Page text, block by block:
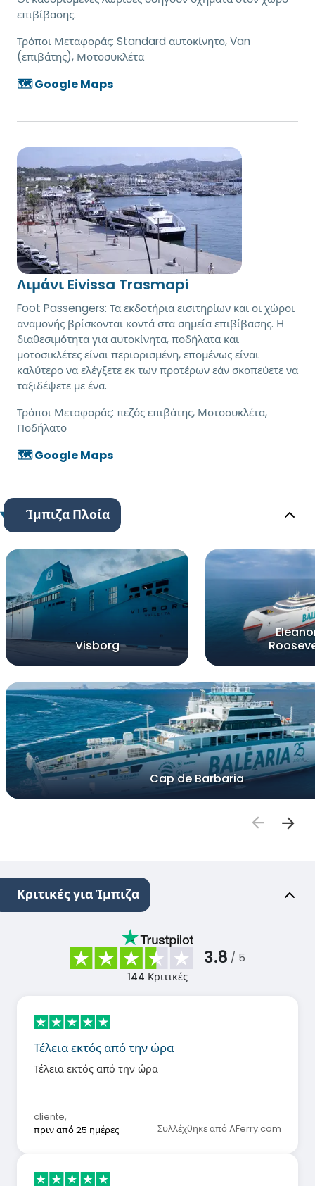
επιβίβασης.
Τρόποι Μεταφοράς: Standard αυτοκίνητο, Van
(επιβάτης), Μοτοσυκλέτα
🗺️ Google Maps
Λιμάνι Eivissa Trasmapi
Foot Passengers: Τα εκδοτήρια εισιτηρίων και οι χώροι
αναμονής βρίσκονται κοντά στα σημεία επιβίβασης. Η
διαθεσιμότητα για αυτοκίνητα, ποδήλατα και
μοτοσικλέτες είναι περιορισμένη, επομένως είναι
καλύτερο να ελέγξετε εκ των προτέρων εάν σκοπεύετε να
ταξιδέψετε με ένα.
Τρόποι Μεταφοράς: πεζός επιβάτης, Μοτοσυκλέτα,
Ποδήλατο
🗺️ Google Maps
Ίμπιζα Πλοία
Visborg
Cap de Barbaria
Κριτικές για Ίμπιζα
3.8 / 5
144 Κριτικές
Τέλεια εκτός από την ώρα
Τέλεια εκτός από την ώρα
cliente,
πριν από 25 ημέρες
Συλλέχθηκε από AFerry.com